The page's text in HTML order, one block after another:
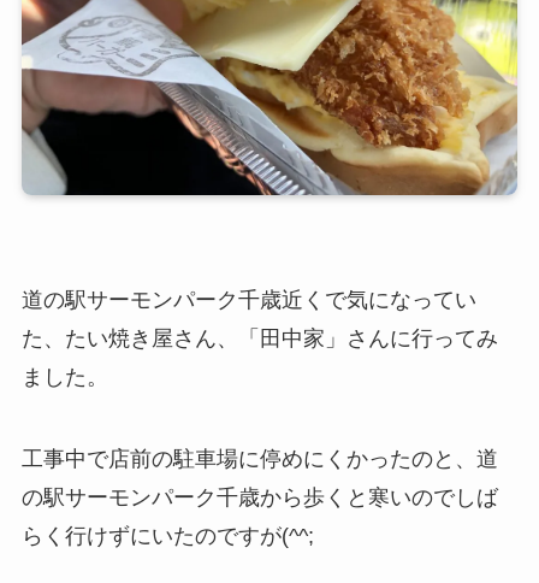
道の駅サーモンパーク千歳近くで気になってい
た、たい焼き屋さん、「田中家」さんに行ってみ
ました。
工事中で店前の駐車場に停めにくかったのと、道
の駅サーモンパーク千歳から歩くと寒いのでしば
らく行けずにいたのですが(^^;